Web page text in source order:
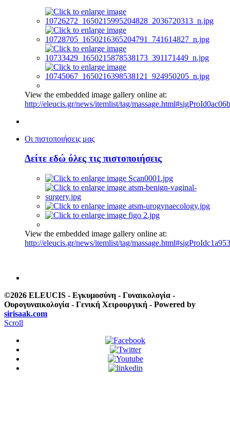
View the embedded image gallery online at:
http://eleucis.gr/news/itemlist/tag/
Οι πιστοποιήσεις μας
Δείτε εδώ όλες τις πιστοποιήσεις
View the embedded image gallery online at:
http://eleucis.gr/news/itemlist/tag/
©2026 ELEUCIS - Εγκυμοσύνη - Γυναικολογία -
Ουρογυναικολογία - Γενική Χειρουργική - Powered by
sirisaak.com
Scroll